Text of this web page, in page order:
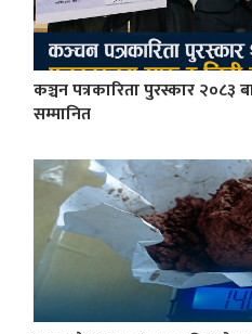
कञ्चन पत्रकारिता पुरस्कार २०८३
सम्मानित